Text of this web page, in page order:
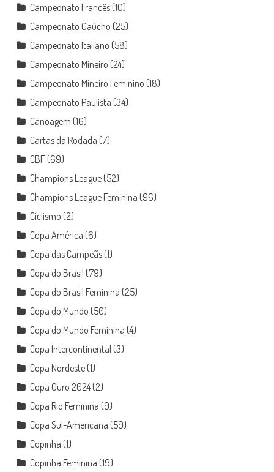
Campeonato Francês(10)
Campeonato Gaúcho (25)
Campeonato Italiano (58)
Campeonato Mineiro (24)
Campeonato Mineiro Feminino (18)
Campeonato Paulista (34)
Canoagem (16)
Cartas da Rodada (7)
CBF(69)
Champions League(52)
Champions League Feminina (96)
Ciclismo (2)
Copa América (6)
Copa das Campeãs(1)
Copa do Brasil (79)
Copa do Brasil Feminina (25)
Copa do Mundo (50)
Copa do Mundo Feminina (4)
Copa Intercontinental (3)
Copa Nordeste(1)
Copa Ouro 2024(2)
Copa Rio Feminina (9)
Copa Sul-Americana (59)
Copinha (1)
Copinha Feminina (19)